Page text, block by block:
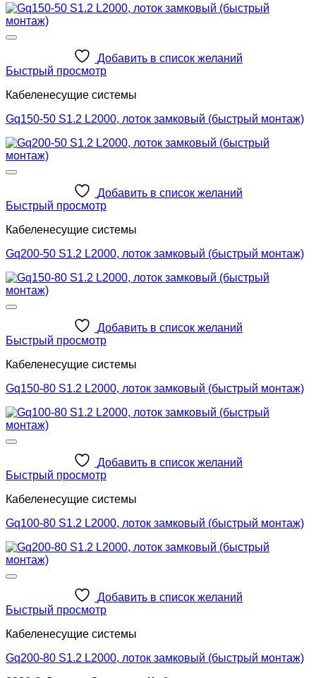
Добавить в список желаний
Быстрый просмотр
Кабеленесущие системы
Gq150-50 S1.2 L2000, лоток замковый (быстрый монтаж)
Добавить в список желаний
Быстрый просмотр
Кабеленесущие системы
Gq200-50 S1.2 L2000, лоток замковый (быстрый монтаж)
Добавить в список желаний
Быстрый просмотр
Кабеленесущие системы
Gq150-80 S1.2 L2000, лоток замковый (быстрый монтаж)
Добавить в список желаний
Быстрый просмотр
Кабеленесущие системы
Gq100-80 S1.2 L2000, лоток замковый (быстрый монтаж)
Добавить в список желаний
Быстрый просмотр
Кабеленесущие системы
Gq200-80 S1.2 L2000, лоток замковый (быстрый монтаж)